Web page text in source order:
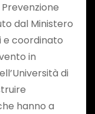
dal Ministero
e coordinato
in
di
hanno a